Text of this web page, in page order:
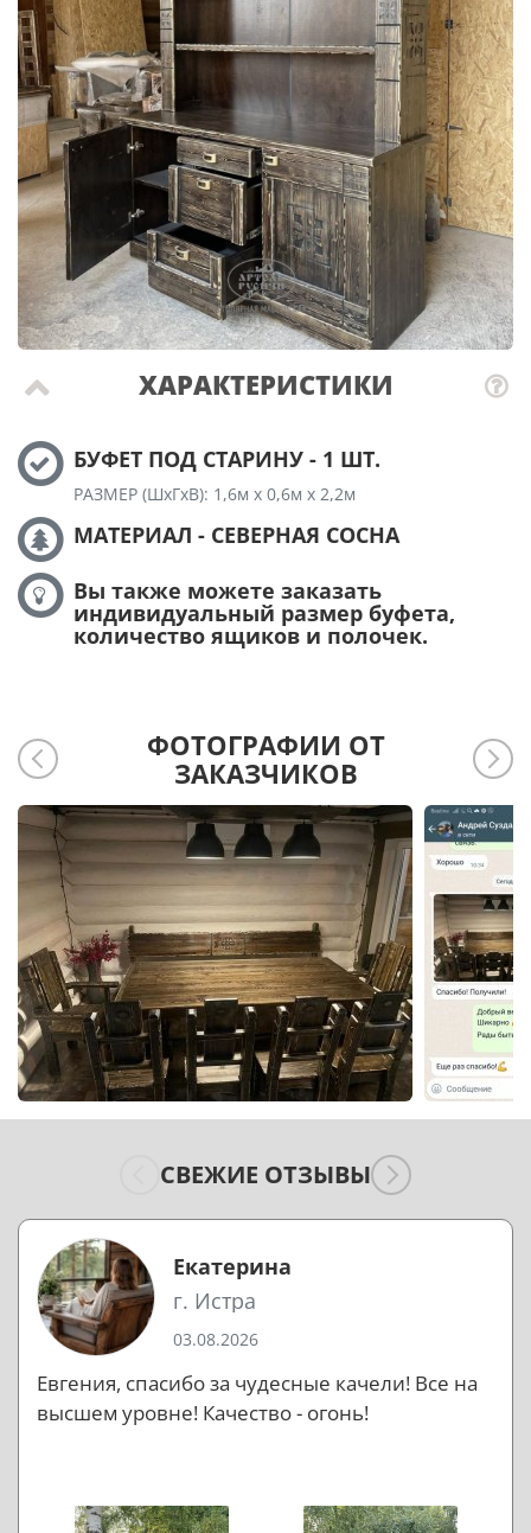
ХАРАКТЕРИСТИКИ
БУФЕТ ПОД СТАРИНУ - 1 ШТ.
РАЗМЕР (ШхГхВ): 1,6м х 0,6м х 2,2м
МАТЕРИАЛ - СЕВЕРНАЯ СОСНА
Вы также можете заказать
индивидуальный размер буфета,
количество ящиков и полочек.
ФОТОГРАФИИ ОТ
ЗАКАЗЧИКОВ
СВЕЖИЕ ОТЗЫВЫ
Екатерина
г. Истра
03.08.2026
Евгения, спасибо за чудесные качели! Все на
высшем уровне! Качество - огонь!